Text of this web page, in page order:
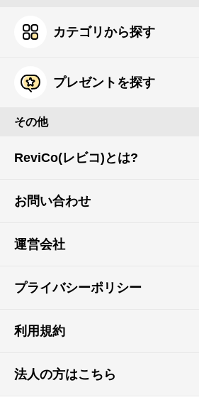
カテゴリから探す
プレゼントを探す
その他
ReviCo(レビコ)とは?
お問い合わせ
運営会社
プライバシーポリシー
利用規約
法人の方はこちら